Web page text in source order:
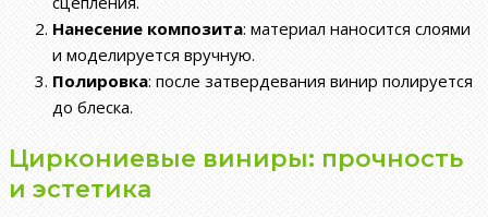
Нанесение композита: материал наносится слоями
и моделируется вручную.
Полировка: после затвердевания винир полируется
до блеска.
Циркониевые виниры: прочность
и эстетика